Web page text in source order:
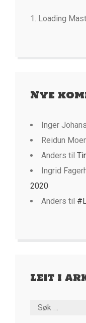
Loading
Nye
Inger
Reidun
Anders til
Ingrid
2020
Anders til
Leit i